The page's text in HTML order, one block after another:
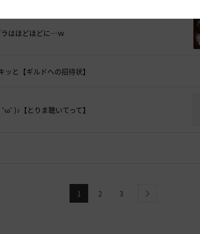
はほどほどに…ｗ
と【ギルドへの招待状】
)♪【とりま聴いてって】
1 2 3 next